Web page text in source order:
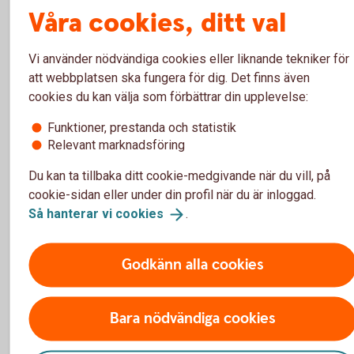
avkastningen på statsskuldväxeln.
För- och nackdelar med
Penningmarknadsinstrument
Fördelar
Kortsiktig placering med lägre risk jämfört med
med längre löptider.
Avkastningen är känd i förväg.
Nackdelar
Ger i regel en låg värdestegring – kort löptid ger låg ränta.
Våra cookies, ditt val
Vi använder nödvändiga cookies eller liknande tekniker för
att webbplatsen ska fungera för dig. Det finns även
cookies du kan välja som förbättrar din upplevelse:
Funktioner, prestanda och statistik
Relevant marknadsföring
Du kan ta tillbaka ditt cookie-medgivande när du vill, på
cookie-sidan eller under din profil när du är inloggad.
Så hanterar vi cookies .
Godkänn alla cookies
Bara nödvändiga cookies